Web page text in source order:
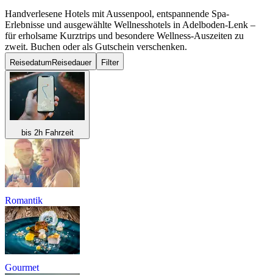
Handverlesene Hotels mit Aussenpool, entspannende Spa-
Erlebnisse und ausgewählte Wellnesshotels in Adelboden-Lenk –
für erholsame Kurztrips und besondere Wellness-Auszeiten zu
zweit. Buchen oder als Gutschein verschenken.
Reisedatum Reisedauer Filter
bis 2h Fahrzeit
Romantik
Gourmet